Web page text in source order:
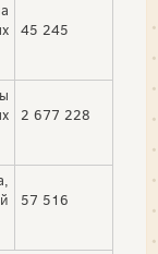
45 245
2 677 228
57 516